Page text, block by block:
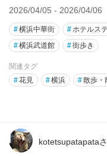
2026/04/05 - 2026/04/06
#横浜中華街 #ホテルス
#横浜武道館 #街歩き
関連タグ
#花見 #横浜 #散歩・
kotetsupatapata